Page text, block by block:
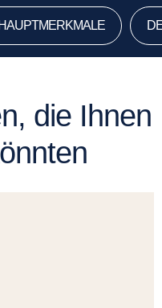
HAUPTMERKMALE
die Ihnen